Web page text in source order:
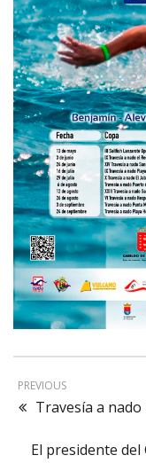
PREVIOUS
Travesía a nado
El presidente